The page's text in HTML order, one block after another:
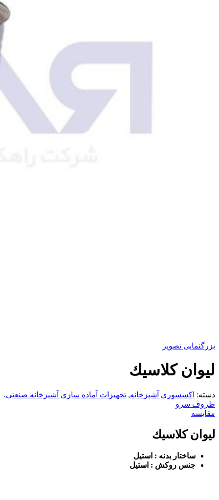
بزرگنمایی تصویر
ليوان كلاسيك
دسته: اکسسوری آشپزخانه, تجهیزات آماده سازی آشپزخانه صنعتی,
ظروف سرو
مقایسه
ليوان كلاسيك
ساختار بدنه : استیل
جنس روکش : استیل